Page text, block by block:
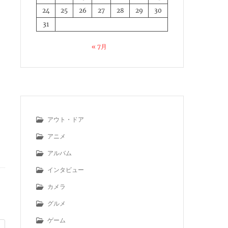
24
25 26 27 28 29
30
31
« 7月
アウト・ドア
アニメ
アルバム
インタビュー
カメラ
グルメ
ゲーム